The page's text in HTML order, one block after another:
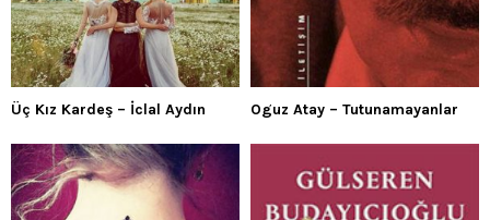
Üç Kız Kardeş – İclal Aydın Oguz Atay – Tutunamayanlar